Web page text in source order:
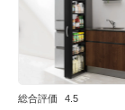
総合評価 4.5